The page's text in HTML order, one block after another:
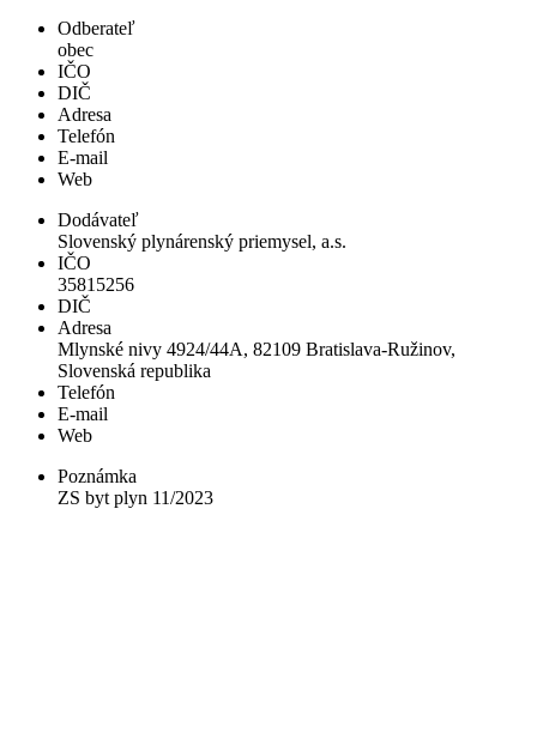
Odberateľ
obec
IČO
DIČ
Adresa
Telefón
E-mail
Web
Dodávateľ
Slovenský plynárenský priemysel, a.s.
IČO
35815256
DIČ
Adresa
Mlynské nivy 4924/44A, 82109 Bratislava-Ružinov,
Slovenská republika
Telefón
E-mail
Web
Poznámka
ZS byt plyn 11/2023